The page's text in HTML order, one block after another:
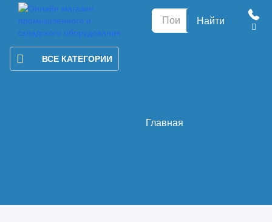
Найти
ВСЕ КАТЕГОРИИ
Главная